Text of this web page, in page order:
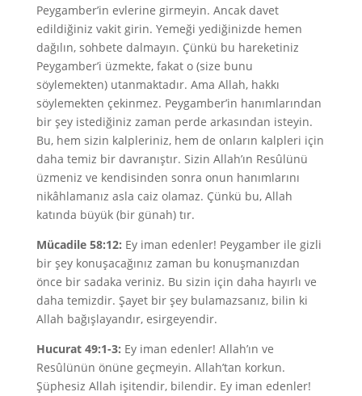
Peygamber’in evlerine girmeyin. Ancak davet
edildiğiniz vakit girin. Yemeği yediğinizde hemen
dağılın, sohbete dalmayın. Çünkü bu hareketiniz
Peygamber’i üzmekte, fakat o (size bunu
söylemekten) utanmaktadır. Ama Allah, hakkı
söylemekten çekinmez. Peygamber’in hanımlarından
bir şey istediğiniz zaman perde arkasından isteyin.
Bu, hem sizin kalpleriniz, hem de onların kalpleri için
daha temiz bir davranıştır. Sizin Allah’ın Resûlünü
üzmeniz ve kendisinden sonra onun hanımlarını
nikâhlamanız asla caiz olamaz. Çünkü bu, Allah
katında büyük (bir günah) tır.
Mücadile 58:12: Ey iman edenler! Peygamber ile gizli
bir şey konuşacağınız zaman bu konuşmanızdan
önce bir sadaka veriniz. Bu sizin için daha hayırlı ve
daha temizdir. Şayet bir şey bulamazsanız, bilin ki
Allah bağışlayandır, esirgeyendir.
Hucurat 49:1-3: Ey iman edenler! Allah’ın ve
Resûlünün önüne geçmeyin. Allah’tan korkun.
Şüphesiz Allah işitendir, bilendir. Ey iman edenler!